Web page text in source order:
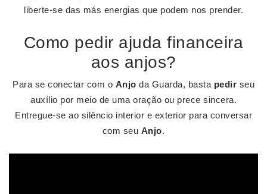
liberte-se das más energias que podem nos prender.
Como pedir ajuda financeira
aos anjos?
Para se conectar com o Anjo da Guarda, basta pedir seu
auxílio por meio de uma oração ou prece sincera.
Entregue-se ao silêncio interior e exterior para conversar
com seu Anjo.